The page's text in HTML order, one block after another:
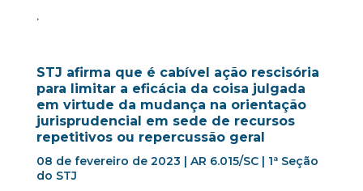
.
STJ afirma que é cabível ação rescisória
para limitar a eficácia da coisa julgada
em virtude da mudança na orientação
jurisprudencial em sede de recursos
repetitivos ou repercussão geral
08 de fevereiro de 2023 | AR 6.015/SC | 1ª Seção
do STJ